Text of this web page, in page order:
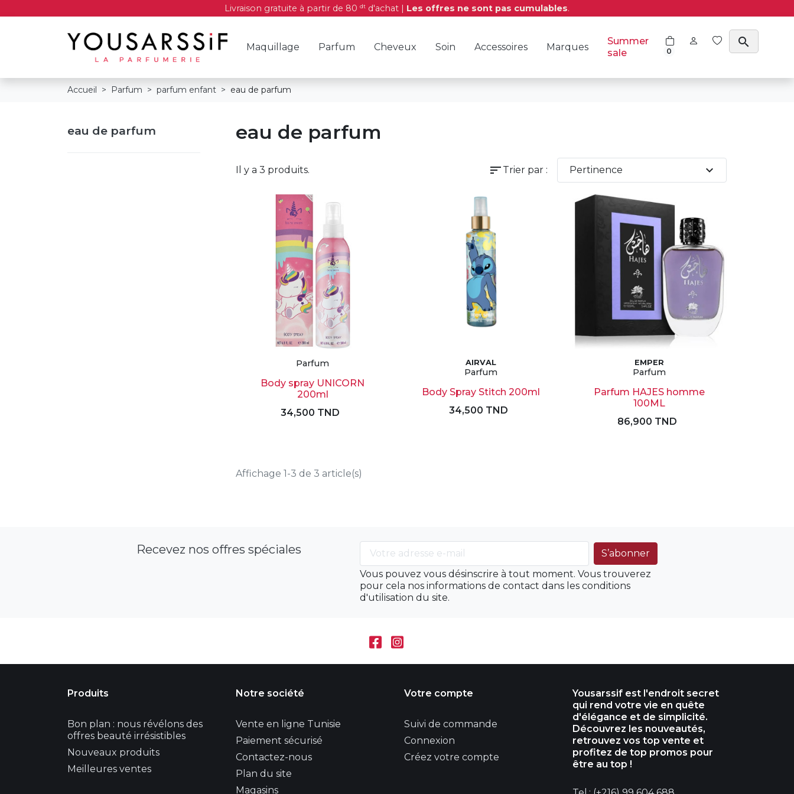
Livraison gratuite à partir de 80 dt d'achat | Les offres ne sont pas cumulables.
Maquillage Parfum Cheveux Soin Accessoires Marques
Summer
sale
0
search
Accueil Parfum parfum enfant eau de parfum
eau de parfum eau de parfum
Il y a 3 produits. sort Trier par : Pertinence expand_more
Parfum
Body spray UNICORN
200ml
34,500 TND
AIRVAL
Parfum
Body Spray Stitch 200ml
34,500 TND
EMPER
Parfum
Parfum HAJES homme
100ML
86,900 TND
Affichage 1-3 de 3 article(s)
Recevez nos offres spéciales
Vous pouvez vous désinscrire à tout moment. Vous trouverez
pour cela nos informations de contact dans les conditions
d'utilisation du site.
Produits
Bon plan : nous révélons des
offres beauté irrésistibles
Nouveaux produits
Meilleures ventes
Notre société
Vente en ligne Tunisie
Paiement sécurisé
Contactez-nous
Plan du site
Magasins
Votre compte
Suivi de commande
Connexion
Créez votre compte
Yousarssif est l'endroit secret
qui rend votre vie en quête
d'élégance et de simplicité.
Découvrez les nouveautés,
retrouvez vos top vente et
profitez de top promos pour
être au top !